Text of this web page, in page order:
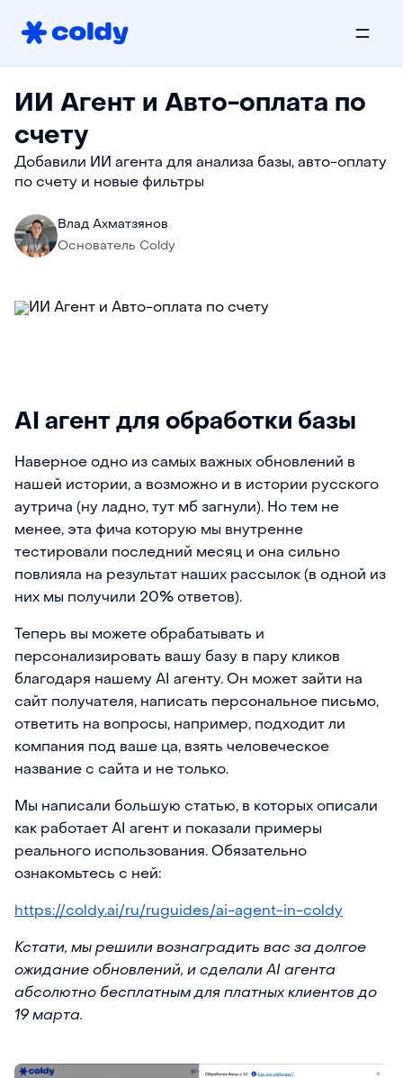
ИИ Агент и Авто-оплата по
счету
Добавили ИИ агента для анализа базы, авто-оплату
по счету и новые фильтры
Влад Ахматзянов
Основатель Coldy
AI агент для обработки базы
Наверное одно из самых важных обновлений в
нашей истории, а возможно и в истории русского
аутрича (ну ладно, тут мб загнули). Но тем не
менее, эта фича которую мы внутренне
тестировали последний месяц и она сильно
повлияла на результат наших рассылок (в одной из
них мы получили 20% ответов).
Теперь вы можете обрабатывать и
персонализировать вашу базу в пару кликов
благодаря нашему AI агенту. Он может зайти на
сайт получателя, написать персональное письмо,
ответить на вопросы, например, подходит ли
компания под ваше ца, взять человеческое
название с сайта и не только.
Мы написали большую статью, в которых описали
как работает AI агент и показали примеры
реального использования. Обязательно
ознакомьтесь с ней:
https://coldy.ai/ru/ruguides/ai-agent-in-coldy
Кстати, мы решили вознаградить вас за долгое
ожидание обновлений, и сделали AI агента
абсолютно бесплатным для платных клиентов до
19 марта.